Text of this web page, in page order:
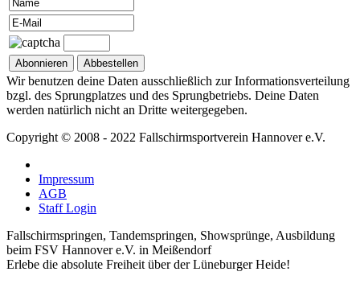
Wir benutzen deine Daten ausschließlich zur Informationsverteilung
bzgl. des Sprungplatzes und des Sprungbetriebs. Deine Daten
werden natürlich nicht an Dritte weitergegeben.
Copyright © 2008 - 2022 Fallschirmsportverein Hannover e.V.
Impressum
AGB
Staff Login
Fallschirmspringen, Tandemspringen, Showsprünge, Ausbildung
beim FSV Hannover e.V. in Meißendorf
Erlebe die absolute Freiheit über der Lüneburger Heide!